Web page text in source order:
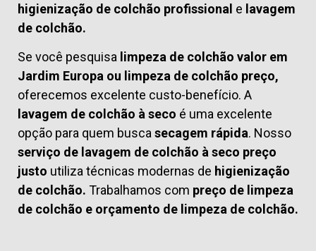
higienização de colchão profissional e lavagem
de colchão.
Se você pesquisa limpeza de colchão valor em
Jardim Europa ou limpeza de colchão preço,
oferecemos excelente custo-benefício. A
lavagem de colchão à seco é uma excelente
opção para quem busca secagem rápida. Nosso
serviço de lavagem de colchão à seco preço
justo utiliza técnicas modernas de higienização
de colchão. Trabalhamos com preço de limpeza
de colchão e orçamento de limpeza de colchão.